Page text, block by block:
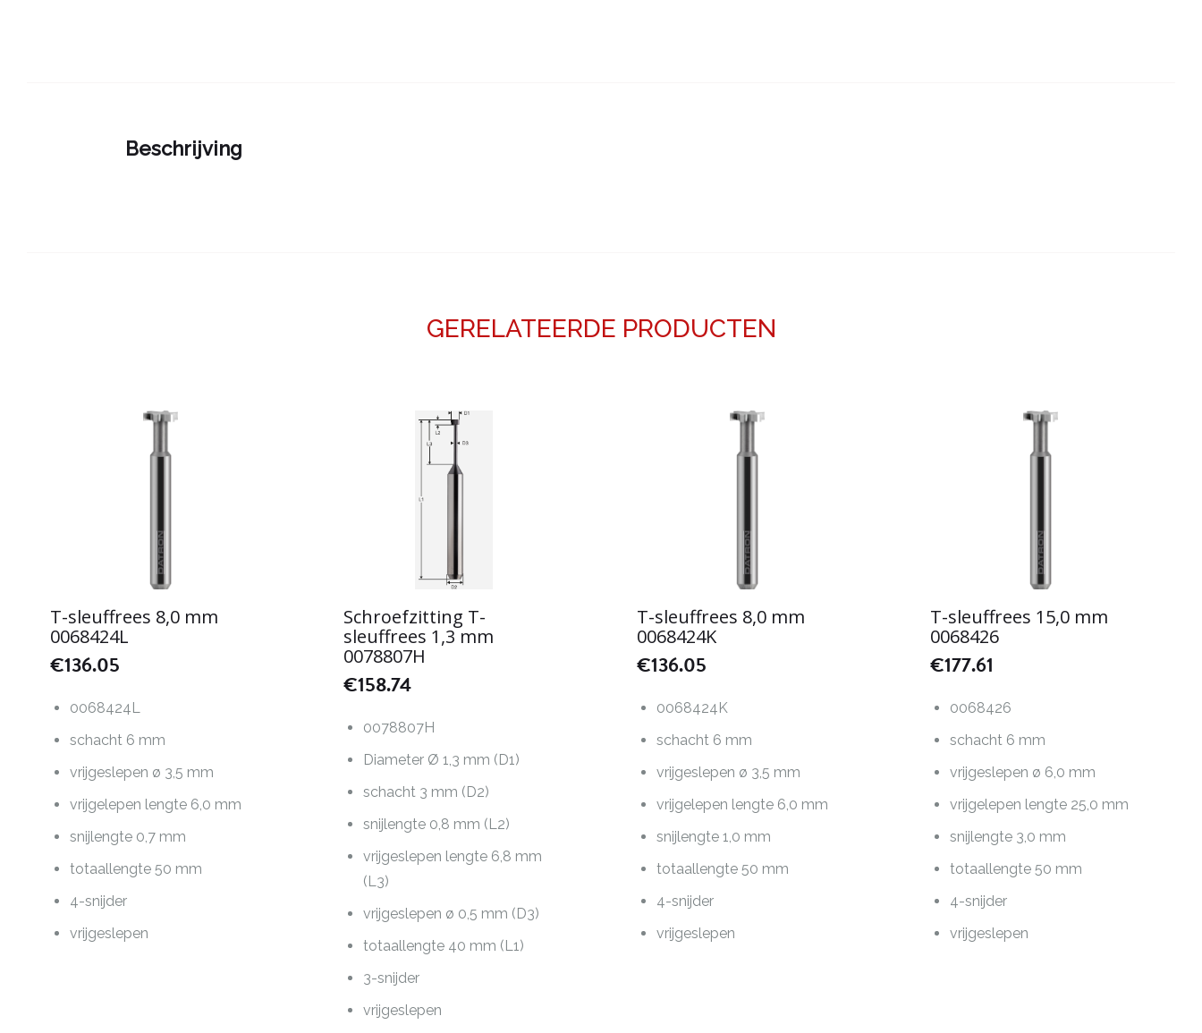
Beschrijving
GERELATEERDE PRODUCTEN
T-sleuffrees 8,0 mm
0068424L
€136.05
0068424L
schacht 6 mm
vrijgeslepen ø 3,5 mm
vrijgelepen lengte 6,0 mm
snijlengte 0,7 mm
totaallengte 50 mm
4-snijder
vrijgeslepen
Schroefzitting T-
sleuffrees 1,3 mm
0078807H
€158.74
0078807H
Diameter Ø 1,3 mm (D1)
schacht 3 mm (D2)
snijlengte 0,8 mm (L2)
vrijgeslepen lengte 6,8 mm
(L3)
vrijgeslepen ø 0,5 mm (D3)
totaallengte 40 mm (L1)
3-snijder
vrijgeslepen
T-sleuffrees 8,0 mm
0068424K
€136.05
0068424K
schacht 6 mm
vrijgeslepen ø 3,5 mm
vrijgelepen lengte 6,0 mm
snijlengte 1,0 mm
totaallengte 50 mm
4-snijder
vrijgeslepen
T-sleuffrees 15,0 mm
0068426
€177.61
0068426
schacht 6 mm
vrijgeslepen ø 6,0 mm
vrijgelepen lengte 25,0 mm
snijlengte 3,0 mm
totaallengte 50 mm
4-snijder
vrijgeslepen